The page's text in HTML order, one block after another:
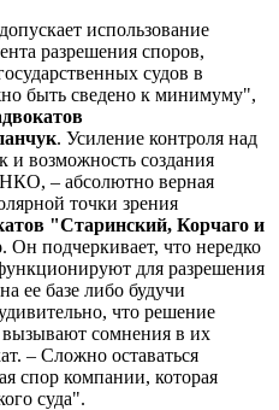
использование
разрешения споров,
судов в
быть сведено к минимуму",
. Усиление контроля над
и возможность создания
– абсолютно верная
точки зрения
"Старинский, Корчаго и
. Он подчеркивает, что нередко
для разрешения
ее базе либо будучи
что решение
сомнения в их
– Сложно оставаться
спор компании, которая
суда".